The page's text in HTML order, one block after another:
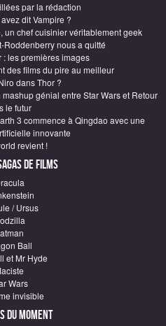
par la rédaction
dit Vampire ?
un chef cuisinier véritablement geek
Roddenberry nous a quitté
: les premières images
des films du pire au meilleur
dans Thor ?
génial entre Star Wars et Retour
le futur
3 commence à Qingdao avec une
innovante
revient !
de Films
/ Ursus
Ball
et Mr Hyde
Wars
invisible
du moment